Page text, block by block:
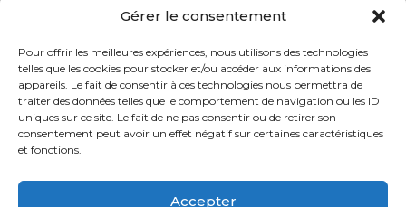
Gérer le consentement
Pour offrir les meilleures expériences, nous utilisons des technologies
telles que les cookies pour stocker et/ou accéder aux informations des
appareils. Le fait de consentir à ces technologies nous permettra de
traiter des données telles que le comportement de navigation ou les ID
uniques sur ce site. Le fait de ne pas consentir ou de retirer son
consentement peut avoir un effet négatif sur certaines caractéristiques
et fonctions.
Accepter
FAQ
CGU
Protection de données